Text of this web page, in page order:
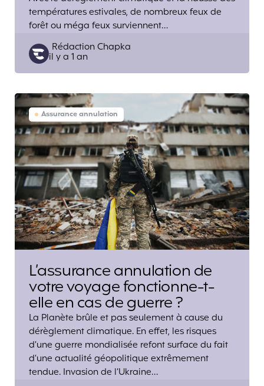
températures estivales, de nombreux feux de
forêt ou méga feux surviennent…
Posted
by
Rédaction Chapka
il y a 1 an
Assurance annulation
L’assurance annulation de
votre voyage fonctionne-t-
elle en cas de guerre ?
La Planète brûle et pas seulement à cause du
dérèglement climatique. En effet, les risques
d’une guerre mondialisée refont surface du fait
d’une actualité géopolitique extrêmement
tendue. Invasion de l’Ukraine…